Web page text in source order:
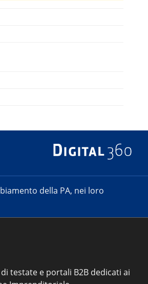
della PA, nei loro
testate e portali B2B dedicati ai